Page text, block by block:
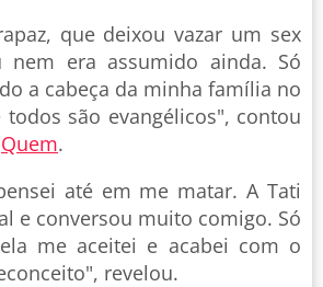
que deixou vazar um sex
nem era assumido ainda. Só
a cabeça da minha família no
são evangélicos", contou
Quem.
até em me matar. A Tati
e conversou muito comigo. Só
me aceitei e acabei com o
revelou.